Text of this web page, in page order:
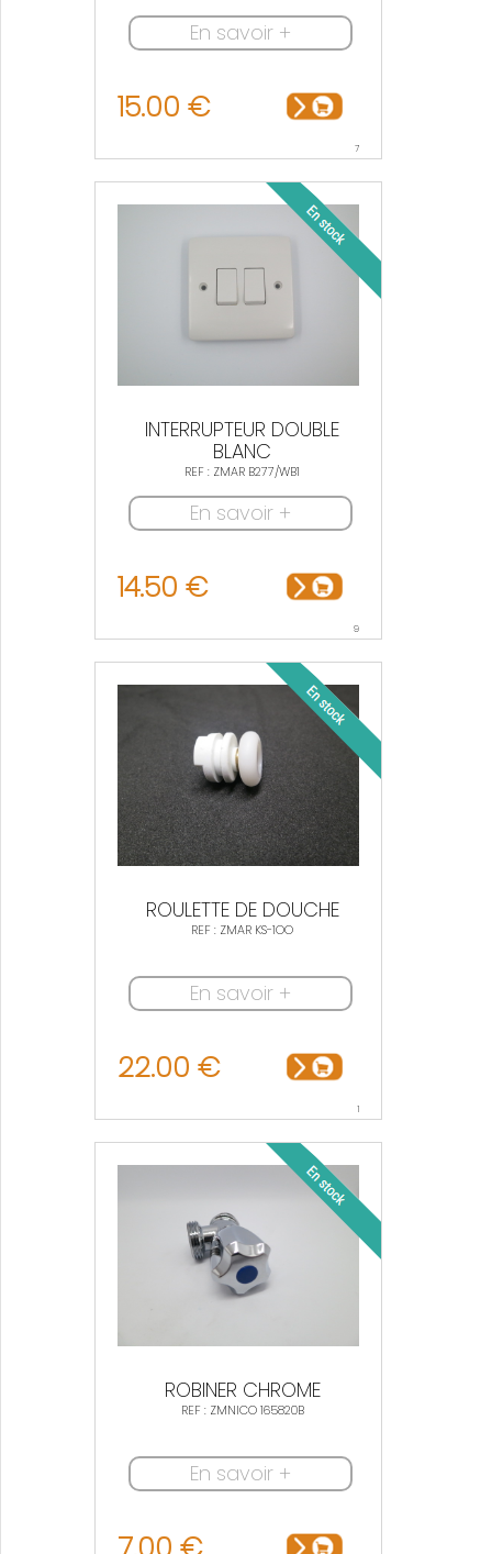
En savoir +
15.00 €
7
INTERRUPTEUR DOUBLE
BLANC
REF : ZMAR B277/WB1
En savoir +
14.50 €
9
ROULETTE DE DOUCHE
REF : ZMAR KS-1OO
En savoir +
22.00 €
1
ROBINER CHROME
REF : ZMNICO 165820B
En savoir +